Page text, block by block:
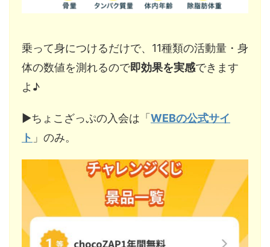
乗って身につけるだけで、11種類の活動量・身
体の数値を測れるので即効果を実感できます
よ♪
▶︎ちょこざっぷの入会は「WEBの公式サイ
ト 」のみ。